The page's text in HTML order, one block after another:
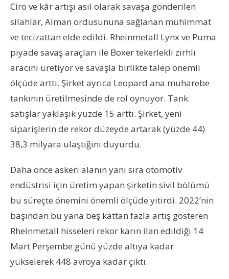
Ciro ve kâr artışı asıl olarak savaşa gönderilen
silahlar, Alman ordusununa sağlanan mühimmat
ve tecizattan elde edildi. Rheinmetall Lynx ve Puma
piyade savaş araçları ile Boxer tekerlekli zırhlı
aracını üretiyor ve savaşla birlikte talep önemli
ölçüde arttı. Şirket ayrıca Leopard ana muharebe
tankının üretilmesinde de rol oynuyor. Tank
satışlar yaklaşık yüzde 15 arttı. Şirket, yeni
siparişlerin de rekor düzeyde artarak (yüzde 44)
38,3 milyara ulaştığını duyurdu.
Daha önce askeri alanın yanı sıra otomotiv
endüstrisi için üretim yapan şirketin sivil bölümü
bu süreçte önemini önemli ölçüde yitirdi. 2022’nin
başından bu yana beş kattan fazla artış gösteren
Rheinmetall hisseleri rekor karın ilan edildiği 14
Mart Perşembe günü yüzde altıya kadar
yükselerek 448 avroya kadar çıktı.